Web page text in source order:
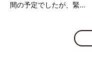
間の予定でしたが、緊…